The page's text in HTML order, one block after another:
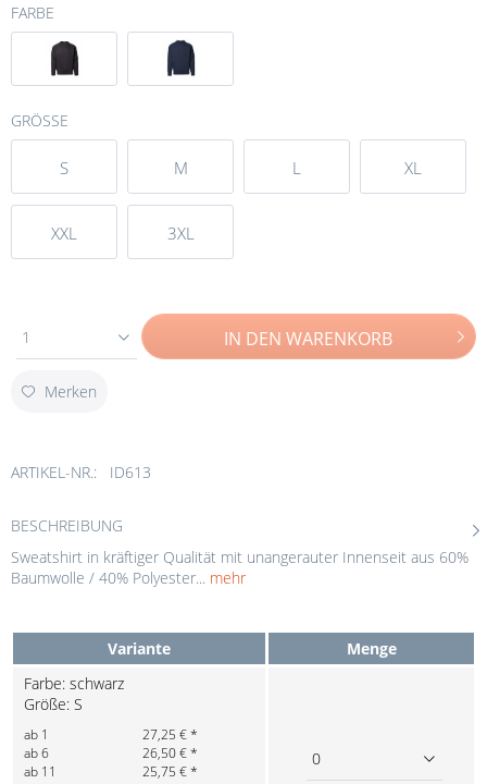
FARBE
GRÖSSE
S M L XL
XXL 3XL
1 IN DEN WARENKORB
Merken
ARTIKEL-NR.: ID613
BESCHREIBUNG
Sweatshirt in kräftiger Qualität mit unangerauter Innenseit aus 60%
Baumwolle / 40% Polyester... mehr
Variante
Menge
Farbe: schwarz
Größe: S
ab 1
27,25 € *
ab 6
26,50 € *
ab 11
25,75 € *
0